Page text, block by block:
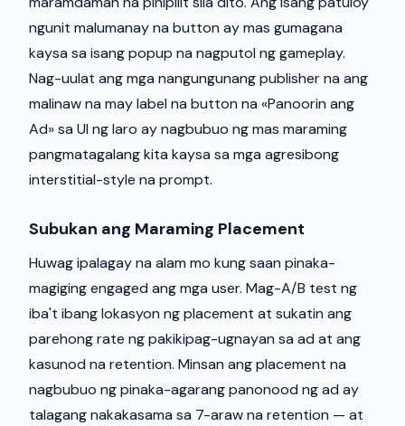
ngunit malumanay na button ay mas gumagana
kaysa sa isang popup na nagputol ng gameplay.
Nag-uulat ang mga nangungunang publisher na ang
malinaw na may label na button na «Panoorin ang
Ad» sa UI ng laro ay nagbubuo ng mas maraming
pangmatagalang kita kaysa sa mga agresibong
interstitial-style na prompt.
Subukan ang Maraming Placement
Huwag ipalagay na alam mo kung saan pinaka-
magiging engaged ang mga user. Mag-A/B test ng
iba't ibang lokasyon ng placement at sukatin ang
parehong rate ng pakikipag-ugnayan sa ad at ang
kasunod na retention. Minsan ang placement na
nagbubuo ng pinaka-agarang panonood ng ad ay
talagang nakakasama sa 7-araw na retention — at